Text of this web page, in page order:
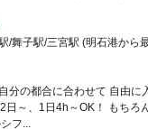
/舞子駅/三宮駅 (明石港から
分の都合に合わせて 自由に
日～、1日4h～OK！ もちろ
フ...